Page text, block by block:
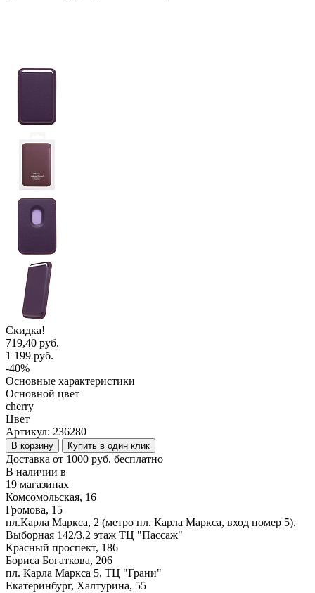
Скидка!
719,40 руб.
1 199 руб.
-40%
Основные характеристики
Основной цвет
cherry
Цвет
Артикул: 236280
В корзину Купить в один клик
Доставка от 1000 руб. бесплатно
В наличии в
19 магазинах
Комсомольская, 16
Громова, 15
пл.Карла Маркса, 2 (метро пл. Карла Маркса, вход номер 5).
Выборная 142/3,2 этаж ТЦ "Пассаж"
Красный проспект, 186
Бориса Богаткова, 206
пл. Карла Маркса 5, ТЦ "Грани"
Екатеринбург, Халтурина, 55